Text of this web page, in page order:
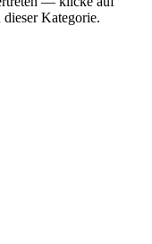
Kategorie.